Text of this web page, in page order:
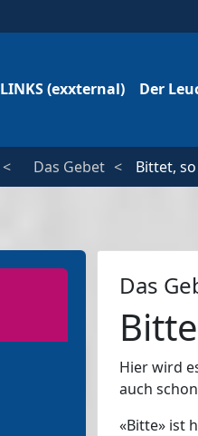
LINKS (exxternal) Der
Das Gebet Bittet,
Das
Hier wird
auch
«Bitte» ist